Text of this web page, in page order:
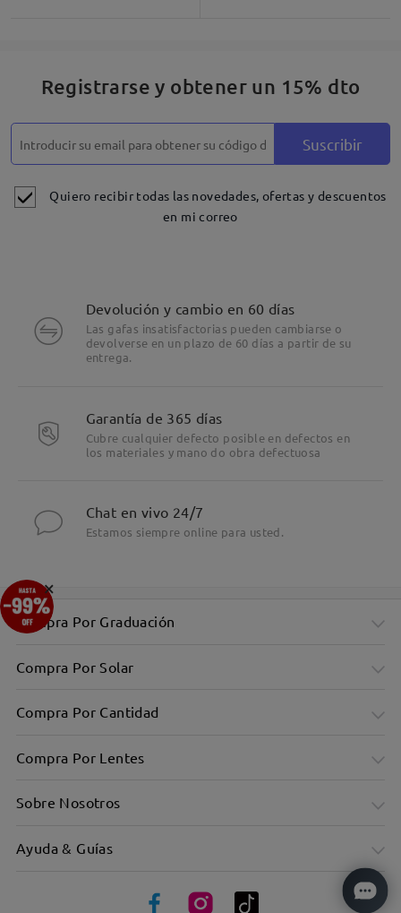
Registrarse y obtener un 15% dto
Suscribir
Quiero recibir todas las novedades, ofertas y descuentos
en mi correo
Devolución y cambio en 60 días
Las gafas insatisfactorias pueden cambiarse o
devolverse en un plazo de 60 días a partir de su
entrega.
Garantía de 365 días
Cubre cualquier defecto posible en defectos en
los materiales y mano do obra defectuosa
Chat en vivo 24/7
Estamos siempre online para usted.
Compra Por Graduación
Compra Por Solar
Compra Por Cantidad
Compra Por Lentes
Sobre Nosotros
Ayuda & Guías
×